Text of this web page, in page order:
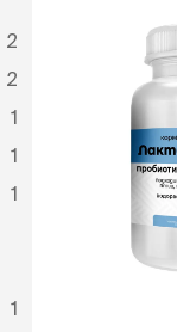
игровые
Столбики
Коврики
Из
одежда и
Свитеры
Футболки
2
2
1
1
1
1